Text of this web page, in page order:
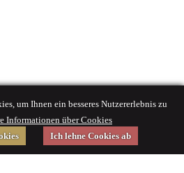
um Ihnen ein besseres Nutzererlebnis zu
Informationen über Cookies
Ich lehne Cookies ab